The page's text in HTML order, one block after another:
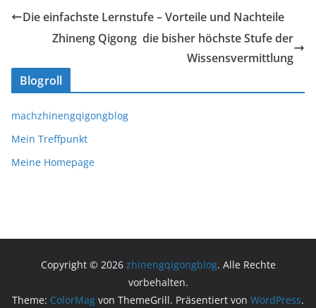
Die einfachste Lernstufe – Vorteile und Nachteile
Zhineng Qigong  die bisher höchste Stufe der
Wissensvermittlung
Blogroll
machzhinengqigongblog
Mein Treffpunkt
Meine Homepage
Copyright © 2026 zhinengqigongblog. Alle Rechte
vorbehalten.
Theme: ColorMag von ThemeGrill. Präsentiert von WordPress.